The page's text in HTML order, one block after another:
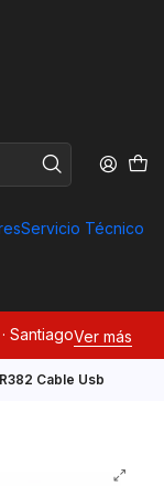
Servicio Técnico
SantiagoVer más
Cable Usb